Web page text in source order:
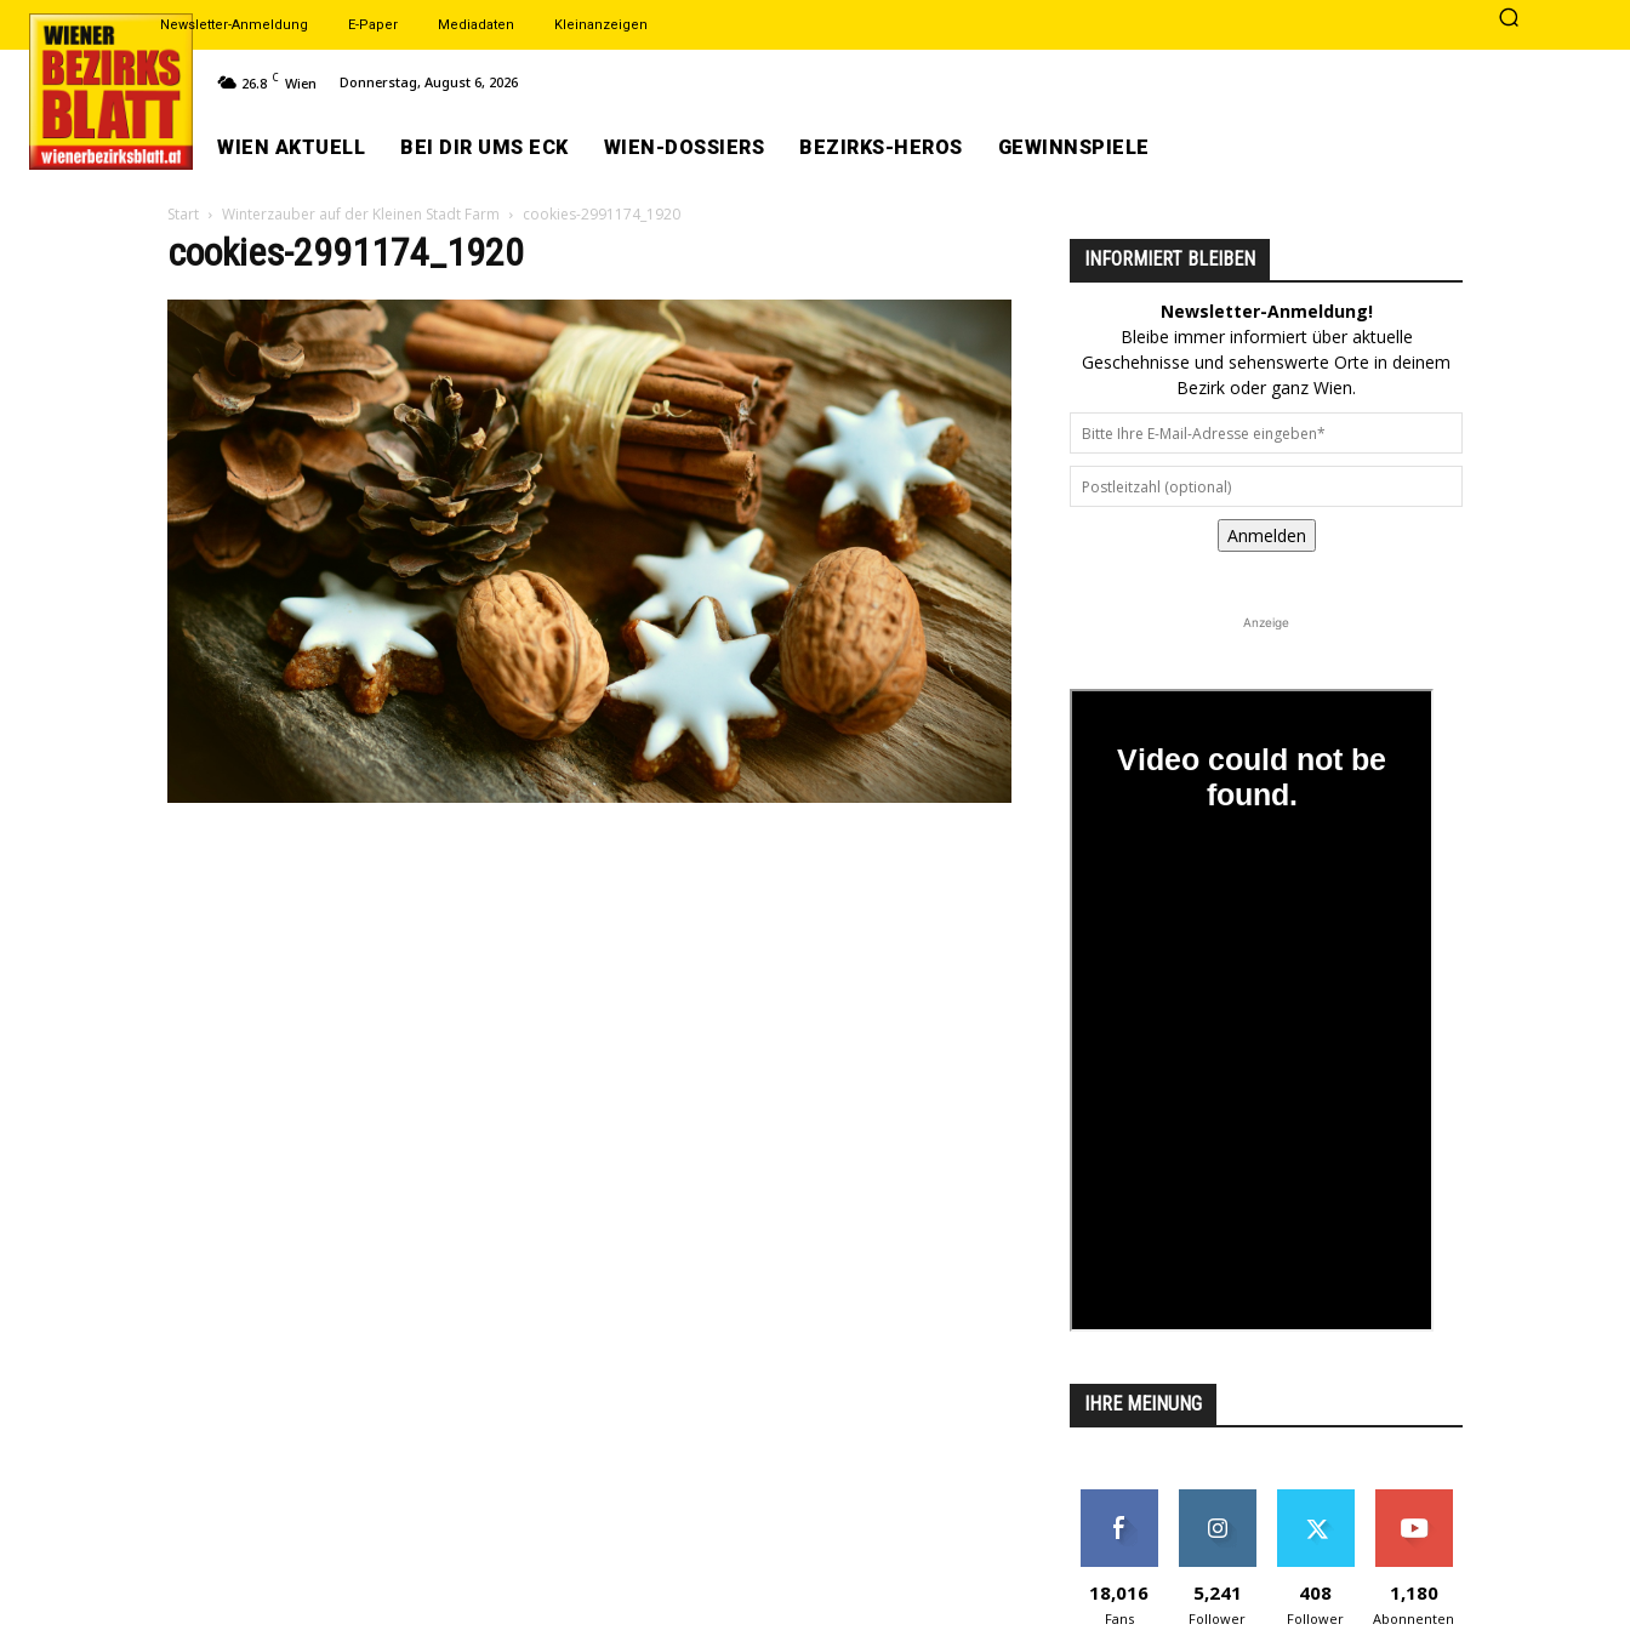
Newsletter-Anmeldung E-Paper Mediadaten Kleinanzeigen
26.8 C Wien Donnerstag, August 6, 2026
WIEN AKTUELL BEI DIR UMS ECK WIEN-DOSSIERS BEZIRKS-HEROS GEWINNSPIELE
Start Winterzauber auf der Kleinen Stadt Farm cookies-2991174_1920
cookies-2991174_1920 INFORMIERT BLEIBEN
Newsletter-Anmeldung!
Bleibe immer informiert über aktuelle
Geschehnisse und sehenswerte Orte in deinem
Bezirk oder ganz Wien.
Anmelden
Anzeige
IHRE MEINUNG
18,016
Fans
5,241
Follower
408
Follower
1,180
Abonnenten